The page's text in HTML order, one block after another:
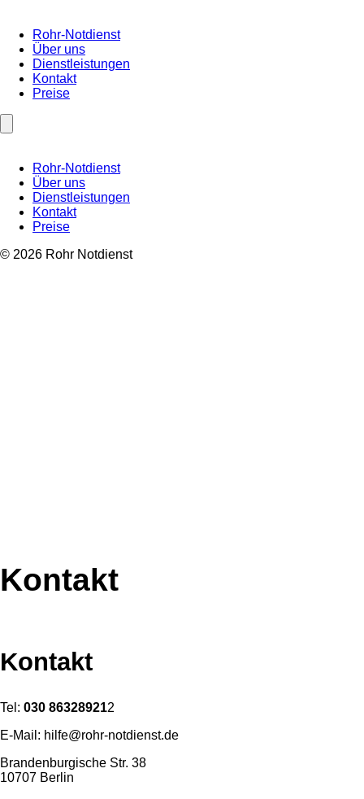
Rohr-Notdienst
Über uns
Dienstleistungen
Kontakt
Preise
Rohr-Notdienst
Über uns
Dienstleistungen
Kontakt
Preise
© 2026 Rohr Notdienst
Kontakt
Kontakt
Tel: 030 863289212
E-Mail: hilfe@rohr-notdienst.de
Brandenburgische Str. 38
10707 Berlin